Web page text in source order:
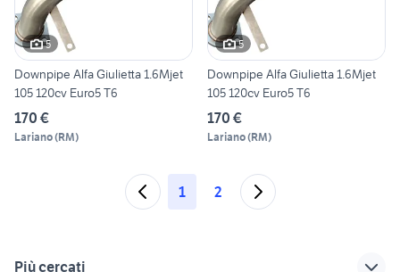
5
Downpipe Alfa Giulietta 1.6Mjet
105 120cv Euro5 T6
170 €
Lariano(RM)
5
Downpipe Alfa Giulietta 1.6Mjet
105 120cv Euro5 T6
170 €
Lariano(RM)
1 2
Più cercati